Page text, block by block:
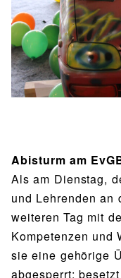
BIBLIOTHEK
Bibliothek
Lehrmittelfreiheit
Food Scouts
FAQs
SPORT
Sport als Leistungsfach
Fachschaft
JtfO
Abisturm am
Als am Dienstag,
und Lehrenden an
weiteren Tag mit
Kompetenzen und
sie eine gehörige
abgesperrt;